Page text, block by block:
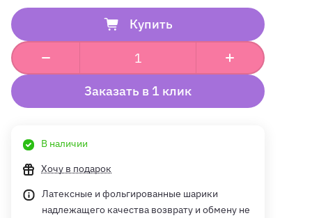
Купить
Заказать в 1 клик
В наличии
Хочу в подарок
Латексные и фольгированные шарики
надлежащего качества возврату и обмену не